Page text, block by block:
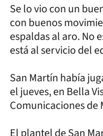
Se lo vio con un
con buenos
espaldas al aro. No
está al servicio del
San Martín había
el jueves, en Bella
Comunicaciones de